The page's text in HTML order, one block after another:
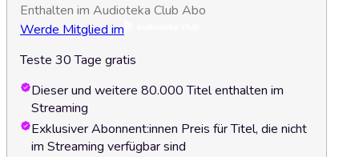
Enthalten im Audioteka Club Abo
Werde Mitglied im
Teste 30 Tage gratis
Dieser und weitere 80.000 Titel enthalten im
Streaming
Exklusiver Abonnent:innen Preis für Titel, die nicht
im Streaming verfügbar sind